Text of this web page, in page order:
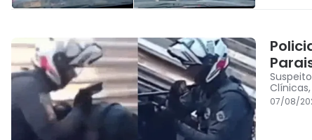
07/08/